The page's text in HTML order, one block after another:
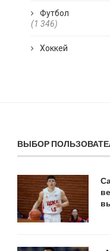
Футбол
(1 346)
Хоккей
ВЫБОР